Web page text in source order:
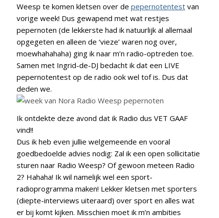
Weesp te komen kletsen over de pepernotentest van
vorige week! Dus gewapend met wat restjes
pepernoten (de lekkerste had ik natuurlijk al allemaal
opgegeten en alleen de ‘vieze’ waren nog over,
moewhahahaha) ging ik naar m’n radio-optreden toe.
Samen met Ingrid-de-DJ bedacht ik dat een LIVE
pepernotentest op de radio ook wel tof is. Dus dat
deden we.
Ik ontdekte deze avond dat ik Radio dus VET GAAF
vind!!
Dus ik heb even jullie welgemeende en vooral
goedbedoelde advies nodig: Zal ik een open sollicitatie
sturen naar Radio Weesp? Of gewoon meteen Radio
2? Hahaha! Ik wil namelijk wel een sport-
radioprogramma maken! Lekker kletsen met sporters
(diepte-interviews uiteraard) over sport en alles wat
er bij komt kijken. Misschien moet ik m’n ambities